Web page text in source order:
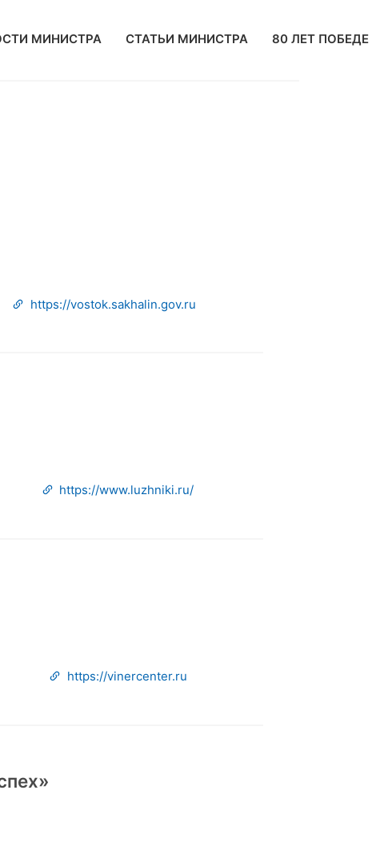
МИНИСТРА СТАТЬИ МИНИСТРА 80 ЛЕТ ПОБЕДЕ
https://vostok.sakhalin.gov.ru
https://www.luzhniki.ru/
https://vinercenter.ru